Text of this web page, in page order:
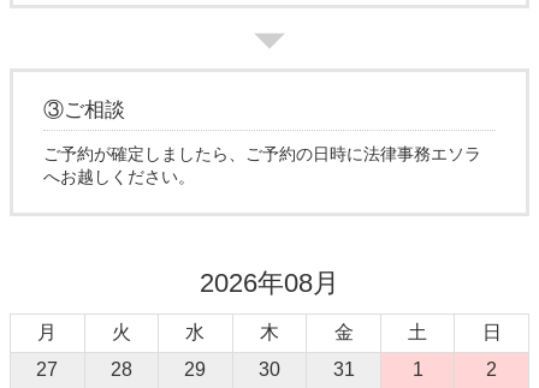
③ご相談
ご予約が確定しましたら、ご予約の日時に法律事務エソラ
へお越しください。
2026年08月
月 火 水 木 金 土
日
27
28 29 30 31 1 2